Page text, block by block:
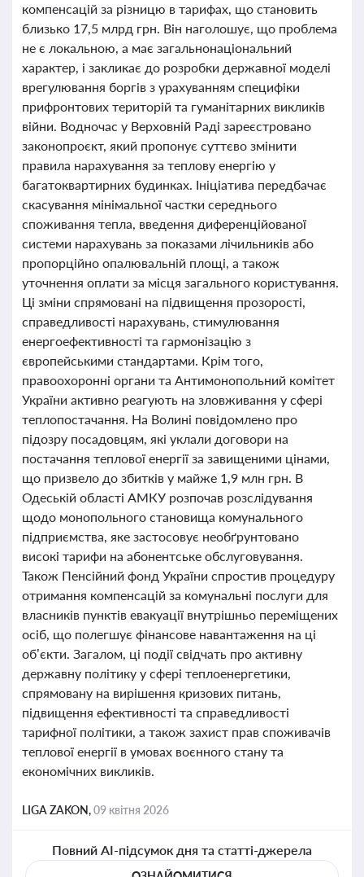
компенсацій за різницю в тарифах, що становить
близько 17,5 млрд грн. Він наголошує, що проблема
не є локальною, а має загальнонаціональний
характер, і закликає до розробки державної моделі
врегулювання боргів з урахуванням специфіки
прифронтових територій та гуманітарних викликів
війни. Водночас у Верховній Раді зареєстровано
законопроєкт, який пропонує суттєво змінити
правила нарахування за теплову енергію у
багатоквартирних будинках. Ініціатива передбачає
скасування мінімальної частки середнього
споживання тепла, введення диференційованої
системи нарахувань за показами лічильників або
пропорційно опалювальній площі, а також
уточнення оплати за місця загального користування.
Ці зміни спрямовані на підвищення прозорості,
справедливості нарахувань, стимулювання
енергоефективності та гармонізацію з
європейськими стандартами. Крім того,
правоохоронні органи та Антимонопольний комітет
України активно реагують на зловживання у сфері
теплопостачання. На Волині повідомлено про
підозру посадовцям, які уклали договори на
постачання теплової енергії за завищеними цінами,
що призвело до збитків у майже 1,9 млн грн. В
Одеській області АМКУ розпочав розслідування
щодо монопольного становища комунального
підприємства, яке застосовує необґрунтовано
високі тарифи на абонентське обслуговування.
Також Пенсійний фонд України спростив процедуру
отримання компенсацій за комунальні послуги для
власників пунктів евакуації внутрішньо переміщених
осіб, що полегшує фінансове навантаження на ці
об’єкти. Загалом, ці події свідчать про активну
державну політику у сфері теплоенергетики,
спрямовану на вирішення кризових питань,
підвищення ефективності та справедливості
тарифної політики, а також захист прав споживачів
теплової енергії в умовах воєнного стану та
економічних викликів.
LIGA ZAKON,09 квітня 2026
Повний AI-підсумок дня та статті-джерела